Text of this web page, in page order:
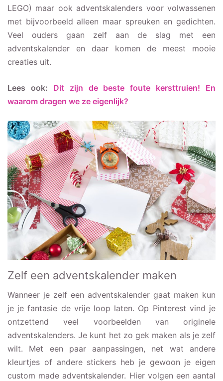
LEGO) maar ook adventskalenders voor volwassenen
met bijvoorbeeld alleen maar spreuken en gedichten.
Veel ouders gaan zelf aan de slag met een
adventskalender en daar komen de meest mooie
creaties uit.
Lees ook: Dit zijn de beste foute kersttruien! En
waarom dragen we ze eigenlijk?
Zelf een adventskalender maken
Wanneer je zelf een adventskalender gaat maken kun
je je fantasie de vrije loop laten. Op Pinterest vind je
ontzettend veel voorbeelden van originele
adventskalenders. Je kunt het zo gek maken als je zelf
wilt. Met een paar aanpassingen, net wat andere
kleurtjes of andere stickers heb je gewoon je eigen
custom made adventskalender. Hier volgen een aantal